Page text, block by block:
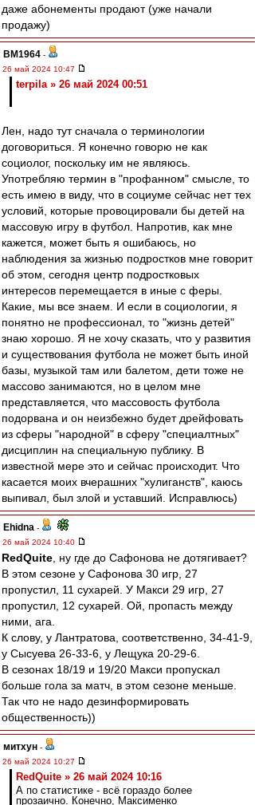
даже абонементы продают (уже начали
продажу)
BM1964 -
26 май 2024 10:47
terpila » 26 май 2024 00:51
Лен, надо тут сначала о терминологии
договориться. Я конечно говорю не как
социолог, поскольку им не являюсь.
Употребляю термин в "профанном" смысле, то
есть имею в виду, что в социуме сейчас нет тех
условий, которые провоцировали бы детей на
массовую игру в футбол. Напротив, как мне
кажется, может быть я ошибаюсь, но
наблюдения за жизнью подростков мне говорит
об этом, сегодня центр подростковых
интересов перемещается в иные с феры.
Какие, мы все знаем. И если в социологии, я
понятно не профессионал, то "жизнь детей"
знаю хорошо. Я не хочу сказать, что у развития
и существования футбола не может быть иной
базы, музыкой там или балетом, дети тоже не
массово занимаются, но в целом мне
представляется, что массовость футбола
подорвана и он неизбежно будет дрейфовать
из сферы "народной" в сферу "специалтных"
дисциплин на специальную публику. В
известной мере это и сейчас происходит. Что
касается моих вчерашних "хулиганств", каюсь
выпивал, был злой и уставший. Исправлюсь)
Ehidna -
26 май 2024 10:40
RedQuite , ну где до Сафонова не дотягивает?
В этом сезоне у Сафонова 30 игр, 27
пропустил, 11 сухарей. У Макси 29 игр, 27
пропустил, 12 сухарей. Ой, пропасть между
ними, ага.
К слову, у Лантратова, соответственно, 34-41-9,
у Сысуева 26-33-6, у Лещука 20-29-6.
В сезонах 18/19 и 19/20 Макси пропускал
больше гола за матч, в этом сезоне меньше.
Так что не надо дезинформировать
общественность))
митхун -
26 май 2024 10:27
RedQuite » 26 май 2024 10:16
А по статистике - всё гораздо более
прозаично. Конечно, Максименко